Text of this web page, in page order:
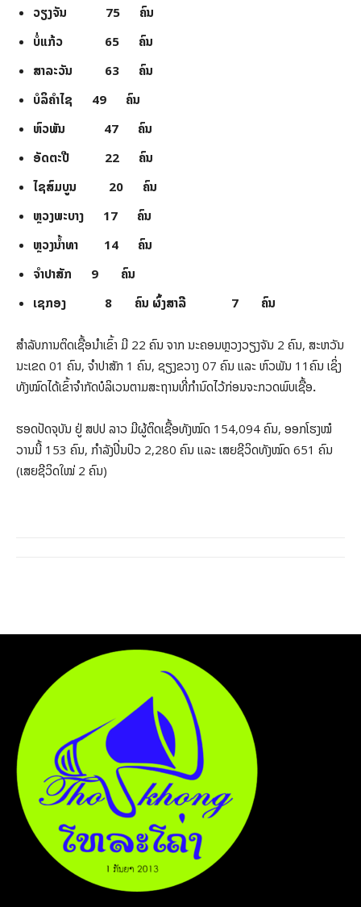
ວຽງຈັນ 75 ຄົນ
ບໍ່ແກ້ວ 65 ຄົນ
ສາລະວັນ 63 ຄົນ
ບໍລິຄໍາໄຊ 49 ຄົນ
ຫົວພັນ 47 ຄົນ
ອັດຕະປື 22 ຄົນ
ໄຊສົມບູນ 20 ຄົນ
ຫຼວງພະບາງ 17 ຄົນ
ຫຼວງນໍ້າທາ 14 ຄົນ
ຈໍາປາສັກ 9 ຄົນ
ເຊກອງ 8 ຄົນ ຜົ້ງສາລີ 7 ຄົນ
ສໍາລັບການຕິດເຊື້ອນໍາເຂົ້າ ມີ 22 ຄົນ ຈາກ ນະຄອນຫຼວງວຽງຈັນ 2 ຄົນ, ສະຫວັນ
ນະເຂດ 01 ຄົນ, ຈໍາປາສັກ 1 ຄົນ, ຊຽງຂວາງ 07 ຄົນ ແລະ ຫົວພັນ 11ຄົນ ເຊິ່ງ
ທັງໝົດໄດ້ເຂົ້າຈຳກັດບໍລິເວນຕາມສະຖານທີ່ກຳນົດໄວ້ກ່ອນຈະກວດພົບເຊື້ອ.
ຮອດປັດຈຸບັນ ຢູ່ ສປປ ລາວ ມີຜູ້ຕິດເຊື້ອທັງໝົດ 154,094 ຄົນ, ອອກໂຮງໝໍ
ວານນີ້ 153 ຄົນ, ກຳລັງປິ່ນປົວ 2,280 ຄົນ ແລະ ເສຍຊີວິດທັງໝົດ 651 ຄົນ
(ເສຍຊີວິດໃໝ່ 2 ຄົນ)